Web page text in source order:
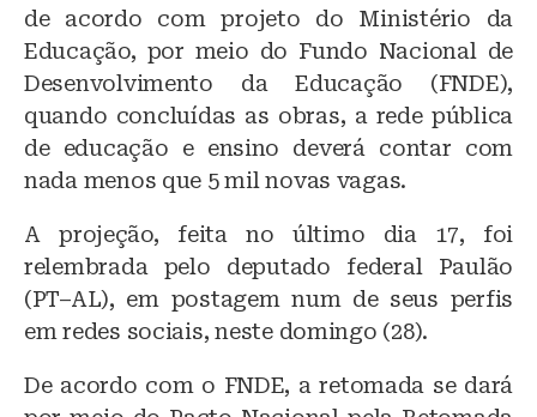
de acordo com projeto do Ministério da
Educação, por meio do Fundo Nacional de
Desenvolvimento da Educação (FNDE),
quando concluídas as obras, a rede pública
de educação e ensino deverá contar com
nada menos que 5 mil novas vagas.
A projeção, feita no último dia 17, foi
relembrada pelo deputado federal Paulão
(PT–AL), em postagem num de seus perfis
em redes sociais, neste domingo (28).
De acordo com o FNDE, a retomada se dará